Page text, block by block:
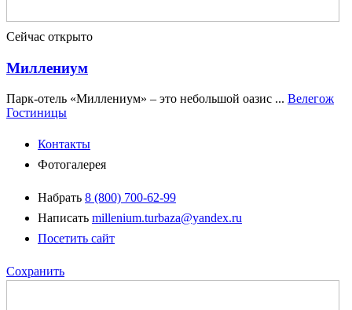
Сейчас открыто
Миллениум
Парк-отель «Миллениум» – это небольшой оазис ... Велегож
Гостиницы
Контакты
Фотогалерея
Набрать 8 (800) 700-62-99
Написать millenium.turbaza@yandex.ru
Посетить сайт
Сохранить